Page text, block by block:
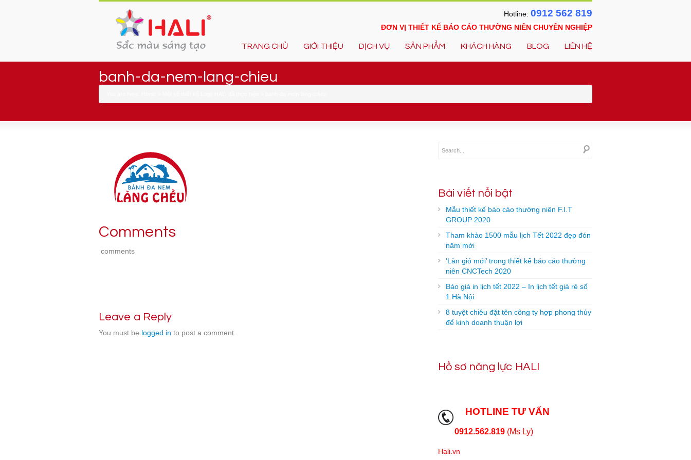
Hotline: 0912 562 819
ĐƠN VỊ THIẾT KẾ BÁO CÁO THƯỜNG NIÊN CHUYÊN NGHIỆP
TRANG CHỦ GIỚI THIỆU DỊCH VỤ SẢN PHẨM KHÁCH HÀNG BLOG LIÊN HỆ
banh-da-nem-lang-chieu
Comments
comments
Leave a Reply
You must be logged in to post a comment.
Bài viết nổi bật
Mẫu thiết kế báo cáo thường niên F.I.T
GROUP 2020
Tham khảo 1500 mẫu lịch Tết 2022 đẹp đón
năm mới
‘Làn gió mới’ trong thiết kế báo cáo thường
niên CNCTech 2020
Báo giá in lịch tết 2022 – In lịch tết giá rẻ số
1 Hà Nội
8 tuyệt chiêu đặt tên công ty hợp phong thủy
để kinh doanh thuận lợi
Hồ sơ năng lực HALI
HOTLINE TƯ VẤN
0912.562.819 (Ms Ly)
Hali.vn